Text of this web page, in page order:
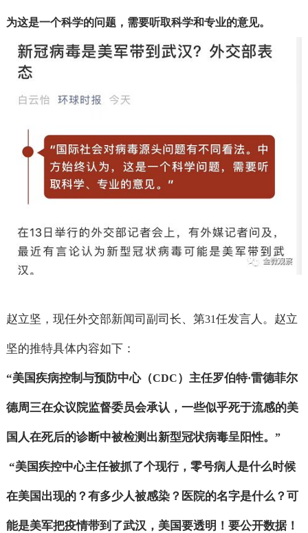
为这是一个科学的问题，需要听取科学和专业的意见。
赵立坚，现任外交部新闻司副司长、第31任发言人。赵立
坚的推特具体内容如下：
“美国疾病控制与预防中心（CDC）主任罗伯特·雷德菲尔
德周三在众议院监督委员会承认，一些似乎死于流感的美
国人在死后的诊断中被检测出新型冠状病毒呈阳性。 ”
“美国疾控中心主任被抓了个现行，零号病人是什么时候
在美国出现的？有多少人被感染？医院的名字是什么？可
能是美军把疫情带到了武汉，美国要透明！要公开数据！